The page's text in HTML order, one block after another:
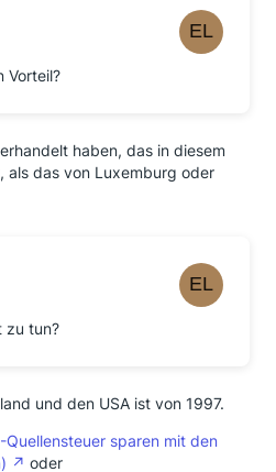
Vorteil?
haben, das in diesem
als das von Luxemburg oder
zu tun?
und den USA ist von 1997.
Quellensteuer sparen mit den
oder